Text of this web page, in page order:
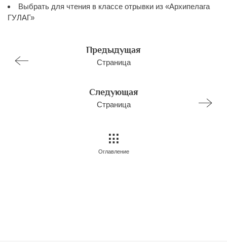
Выбрать для чтения в классе отрывки из «Архипелага
ГУЛАГ»
Предыдущая
Страница
Следующая
Страница
Оглавление